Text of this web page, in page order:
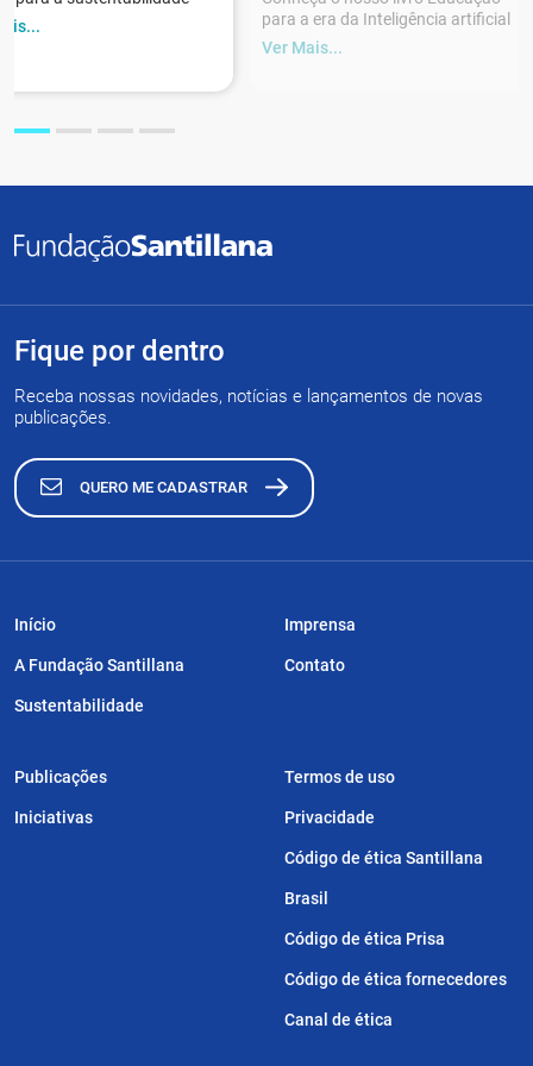
para a era da Inteligência artificial
Ver Mais...
Fique por dentro
Receba nossas novidades, notícias e lançamentos de novas
publicações.
QUERO ME CADASTRAR
Início
A Fundação Santillana
Sustentabilidade
Publicações
Iniciativas
Imprensa
Contato
Termos de uso
Privacidade
Código de ética Santillana
Brasil
Código de ética Prisa
Código de ética fornecedores
Canal de ética